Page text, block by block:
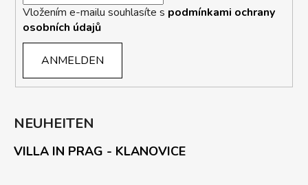
Vložením e-mailu souhlasíte s podmínkami ochrany
osobních údajů
ANMELDEN
NEUHEITEN
VILLA IN PRAG - KLANOVICE